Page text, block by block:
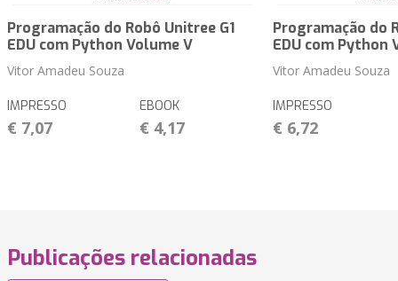
Programação do Robô Unitree G1
EDU com Python Volume V
Vitor Amadeu Souza
IMPRESSO
€ 7,07
EBOOK
€ 4,17
Programação do
EDU com Python
Vitor Amadeu Souza
IMPRESSO
€ 6,72
Publicações relacionadas